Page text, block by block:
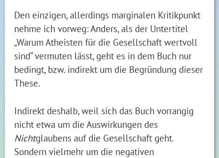
Den einzigen, allerdings marginalen Kritikpunkt
nehme ich vorweg: Anders, als der Untertitel
„Warum Atheisten für die Gesellschaft wertvoll
sind“ vermuten lässt, geht es in dem Buch nur
bedingt, bzw. indirekt um die Begründung dieser
These.
Indirekt deshalb, weil sich das Buch vorrangig
nicht etwa um die Auswirkungen des
Nichtglaubens auf die Gesellschaft geht.
Sondern vielmehr um die negativen